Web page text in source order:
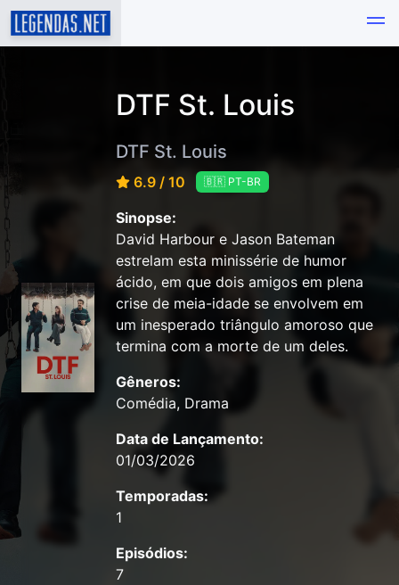
DTF St. Louis
DTF St. Louis
6.9 / 10 🇧🇷 PT-BR
Sinopse:
David Harbour e Jason Bateman
estrelam esta minissérie de humor
ácido, em que dois amigos em plena
crise de meia-idade se envolvem em
um inesperado triângulo amoroso que
termina com a morte de um deles.
Gêneros:
Comédia, Drama
Data de Lançamento:
01/03/2026
Temporadas:
1
Episódios:
7